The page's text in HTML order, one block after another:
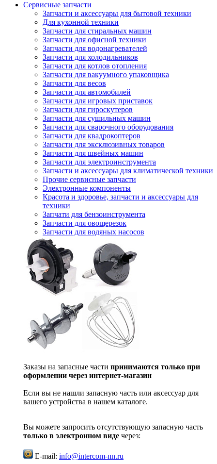
Сервисные запчасти
Запчасти и аксессуары для бытовой техники
Для кухонной техники
Запчасти для стиральных машин
Запчасти для офисной техники
Запчасти для водонагревателей
Запчасти для холодильников
Запчасти для котлов отопления
Запчасти для вакуумного упаковщика
Запчасти для весов
Запчасти для автомобилей
Запчасти для игровых приставок
Запчасти для гироскутеров
Запчасти для сушильных машин
Запчасти для сварочного оборудования
Запчасти для квадрокоптеров
Запчасти для эксклюзивных товаров
Запчасти для швейных машин
Запчасти для электроинструмента
Запчасти и аксессуары для климатической техники
Прочие сервисные запчасти
Электронные компоненты
Красота и здоровье, запчасти и аксессуары для
техники
Запчати для бензоинструмента
Запчасти для овощерезок
Запчасти для водяных насосов
Заказы на запасные части принимаются только при
оформлении через интернет-магазин
Если вы не нашли запасную часть или аксессуар для
вашего устройства в нашем каталоге.
Вы можете запросить отсутствующую запасную часть
только в электронном виде через:
E-mail: info@intercom-nn.ru